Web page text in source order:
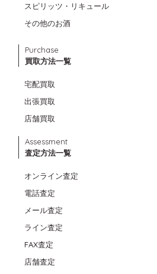
スピリッツ・リキュール
その他のお酒
Purchase
買取方法一覧
宅配買取
出張買取
店舗買取
Assessment
査定方法一覧
オンライン査定
電話査定
メール査定
ライン査定
FAX査定
店舗査定